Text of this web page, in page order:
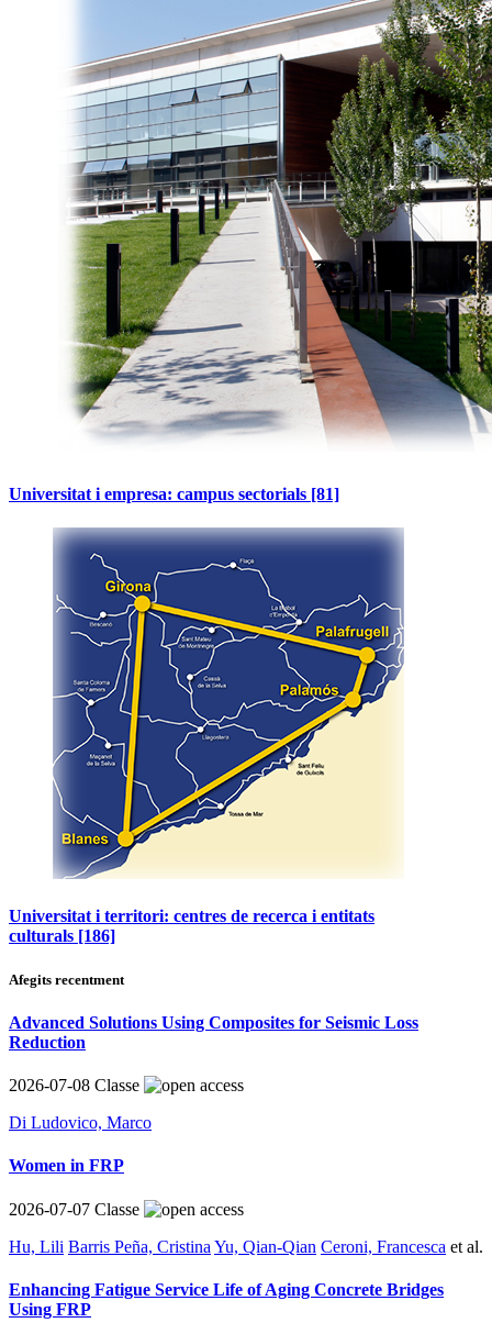
Universitat i empresa: campus sectorials [81]
Universitat i territori: centres de recerca i entitats
culturals [186]
Afegits recentment
Advanced Solutions Using Composites for Seismic Loss
Reduction
2026-07-08 Classe
Di Ludovico, Marco
Women in FRP
2026-07-07 Classe
Hu, Lili Barris Peña, Cristina Yu, Qian-Qian Ceroni, Francesca et al.
Enhancing Fatigue Service Life of Aging Concrete Bridges
Using FRP